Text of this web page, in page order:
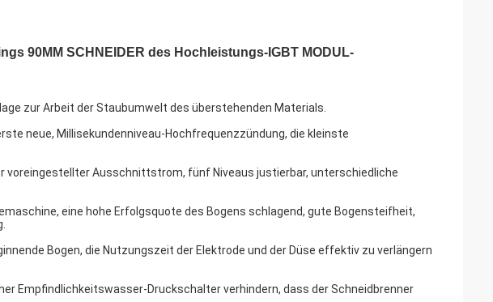
90MM SCHNEIDER des Hochleistungs-IGBT MODUL-
zur Arbeit der Staubumwelt des überstehenden Materials.
neue, Millisekundenniveau-Hochfrequenzzündung, die kleinste
voreingestellter Ausschnittstrom, fünf Niveaus justierbar, unterschiedliche
eine hohe Erfolgsquote des Bogens schlagend, gute Bogensteifheit,
Bogen, die Nutzungszeit der Elektrode und der Düse effektiv zu verlängern
Empfindlichkeitswasser-Druckschalter verhindern, dass der Schneidbrenner